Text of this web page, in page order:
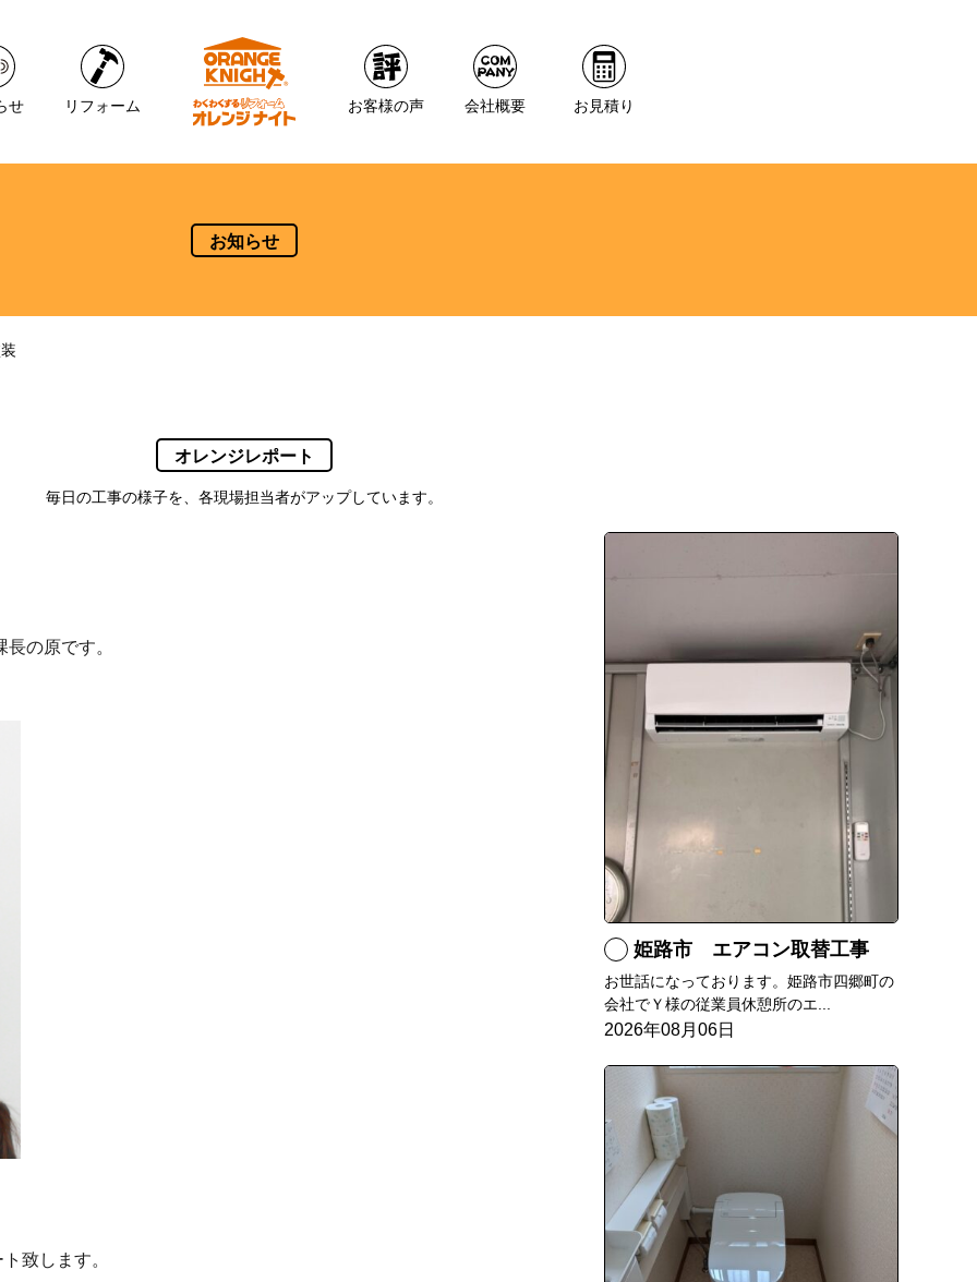
せ リフォーム お客様の声 会社概要 お見積り
お知らせ
オレンジレポート
毎日の工事の様子を、各現場担当者がアップしています。
の原です。
致します。
姫路市 エアコン取替工事
お世話になっております。姫路市四郷町の
会社でＹ様の従業員休憩所のエ...
2026年08月06日